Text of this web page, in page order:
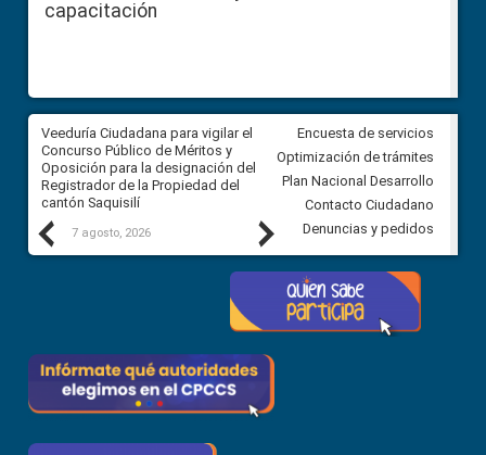
capacitación
Previous
Veeduría Ciudadana para vigilar el
Concurso Público de Méritos y
Oposición para la designación del
Registrador de la Propiedad del
cantón Saquisilí
7 agosto, 2026
Veeduría Ciudadana para
construcción del asfaltado de
Ballenita del cantón Santa
7 agosto, 2026
Next
Encuesta de servicios
Optimización de trámites
Plan Nacional Desarrollo
Contacto Ciudadano
Denuncias y pedidos